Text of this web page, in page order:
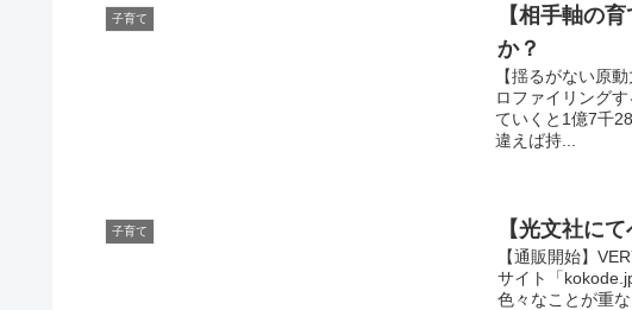
子育て
【相手軸の
か？
【揺るがない原
ロファイリング
ていくと1億7千
違えば持...
子育て 【光文社に
【通販開始】
サイト「
色々なことが重